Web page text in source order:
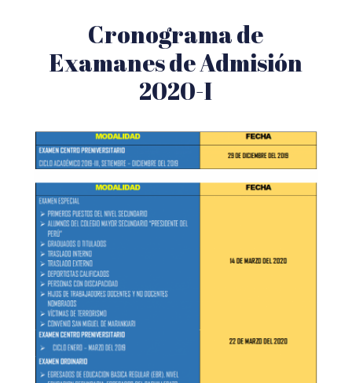
Cronograma de
Examanes de Admisión
2020-I